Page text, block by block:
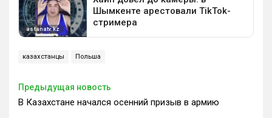
казахстанцы Польша
Предыдущая новость
В Казахстане начался осенний призыв в армию